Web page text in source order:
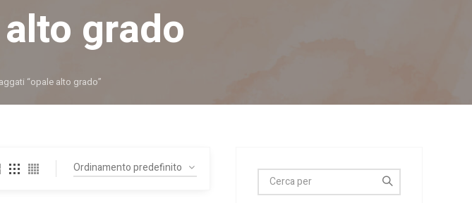
grado
“opale alto grado”